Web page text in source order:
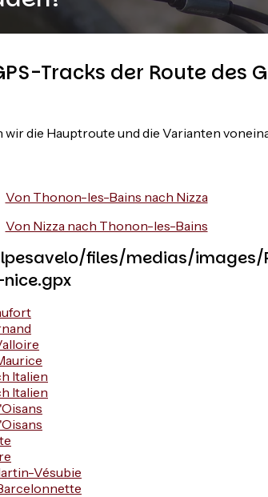
Tracks der Route des
die Hauptroute und die Varianten
Von Thonon-les-Bains nach Nizza
Von Nizza nach Thonon-les-Bains
files/medias/
Italien
Italien
Vésubie